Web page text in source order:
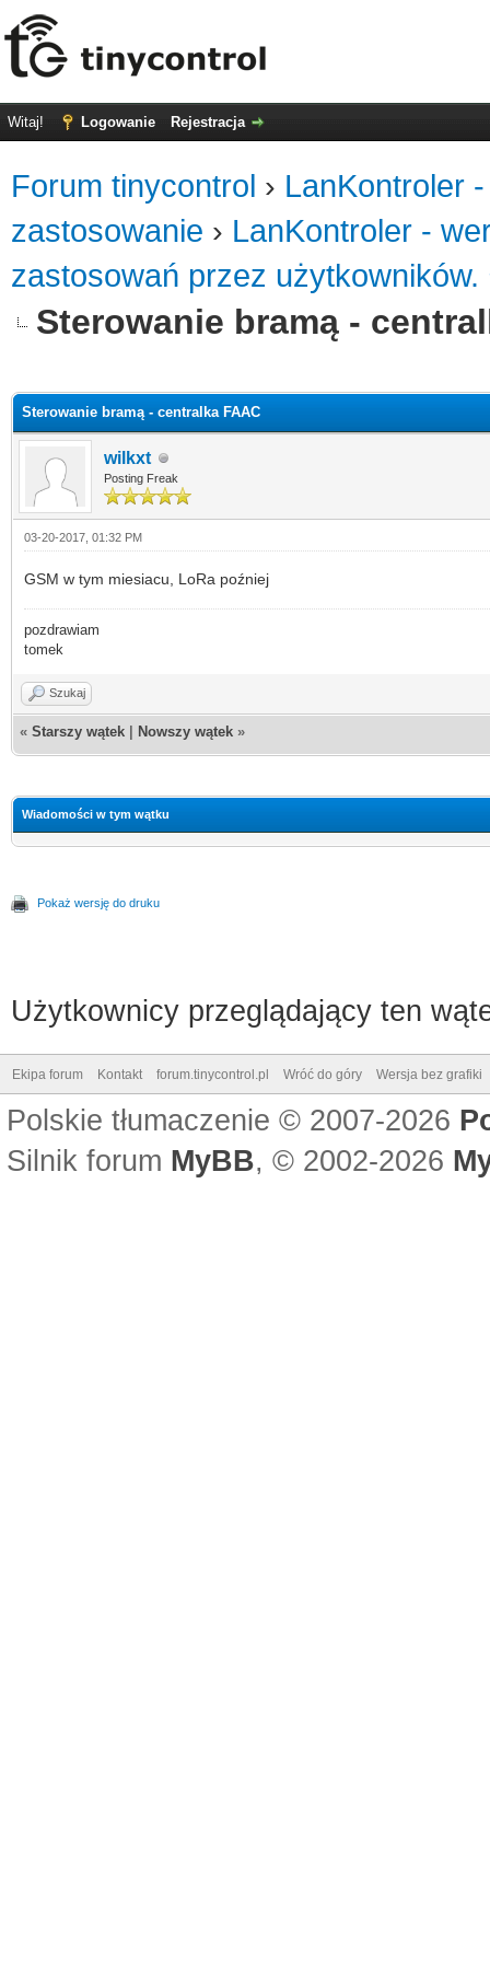
Witaj! Logowanie Rejestracja
Forum tinycontrol › LanKontroler
zastosowanie › LanKontroler -
zastosowań przez użytkowników.
Sterowanie bramą -
Sterowanie bramą - centralka FAAC
wilkxt
Posting Freak
03-20-2017, 01:32 PM
GSM w tym miesiacu, LoRa poźniej
pozdrawiam
tomek
Szukaj
« Starszy wątek Nowszy wątek »
Wiadomości w tym wątku
Pokaż wersję do druku
Użytkownicy przeglądający ten
Ekipa forum Kontakt forum.tinycontrol.pl Wróć do góry Wersja bez grafiki
Polskie tłumaczenie © 2007-2026
Silnik forum MyBB, © 2002-2026